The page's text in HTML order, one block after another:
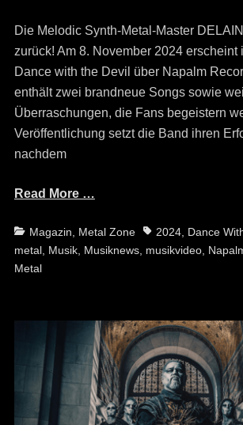
Die Melodic Synth-Metal-Master
zurück! Am 8. November 2024 erscheint
Dance with the Devil über Napalm
enthält zwei brandneue Songs sowie
Überraschungen, die Fans begeistern
Veröffentlichung setzt die Band ihren
nachdem
Read More …
Categories
Magazin, Metal Zone Tags2024, Dance
metal, Musik, Musiknews, musikvideo,
Metal